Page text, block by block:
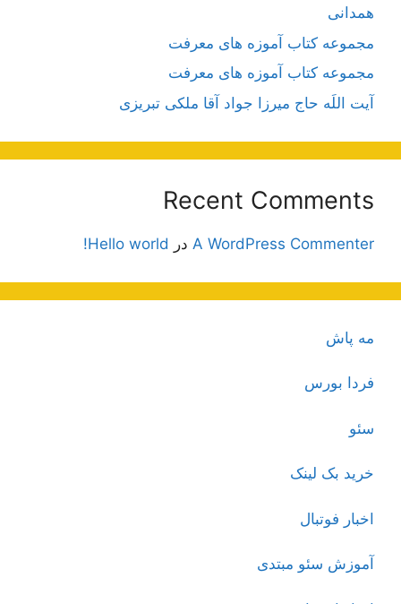
همدانی
مجموعه کتاب آموزه های معرفت
مجموعه کتاب آموزه های معرفت
آیت اللَه حاج میرزا جواد آقا ملکی تبریزی
Recent Comments
A WordPress Commenter در Hello world!
مه پاش
فردا بورس
سئو
خرید بک لینک
اخبار فوتبال
آموزش سئو مبتدی